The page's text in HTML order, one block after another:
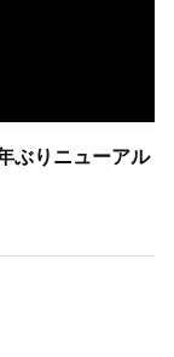
ぶりニューアル